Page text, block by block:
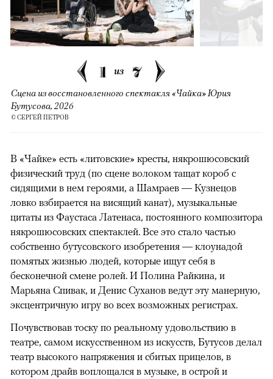
1 из 7
Сцена из восстановленного спектакля «Чайка» Юрия
Бутусова, 2026
© СЕРГЕЙ ПЕТРОВ
В «Чайке» есть «литовские» кресты, някрошюсовский
физический труд (по сцене волоком тащат короб с
сидящими в нем героями, а Шамраев — Кузнецов
ловко взбирается на висящий канат), музыкальные
цитаты из Фаустаса Латенаса, постоянного композитора
някрошюсовских спектаклей. Все это стало частью
собственно бутусовского изобретения — клоунадой
помятых жизнью людей, которые ищут себя в
бесконечной смене ролей. И Полина Райкина, и
Марьяна Спивак, и Денис Суханов ведут эту манерную,
эксцентричную игру во всех возможных регистрах.
Почувствовав тоску по реальному удовольствию в
театре, самом искусственном из искусств, Бутусов делал
театр высокого напряжения и сбитых прицелов, в
котором драйв воплощался в музыке, в острой и